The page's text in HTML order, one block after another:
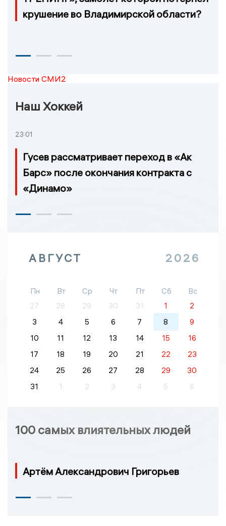
крушение во Владимирской области?
Новости СМИ2
Наш Хоккей
23:01
Гусев рассматривает переход в «Ак
Барс» после окончания контракта с
«Динамо»
АВГУСТ 2026
Пн Вт Ср Чт Пт Сб
Вс
27
28 29 30 31 1
2
3
4 5 6 7 8
9
10
11 12 13 14 15
16
17
18 19 20 21 22
23
24
25 26 27 28 29
30
31
1 2 3 4 5 6
100 самых влиятельных людей
Артём Александрович Григорьев